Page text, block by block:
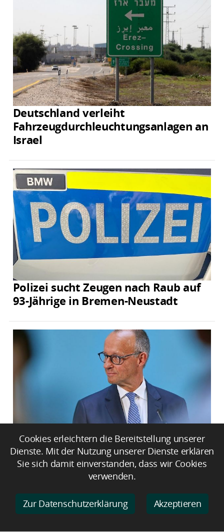
Deutschland verleiht
Fahrzeugdurchleuchtungsanlagen an
Israel
Polizei sucht Zeugen nach Raub auf
93-Jährige in Bremen-Neustadt
Nationaler Sicherheitsrat tagt unter
Leitung von Merz
Cookies erleichtern die Bereitstellung unserer
Dienste. Mit der Nutzung unserer Dienste erklären
Sie sich damit einverstanden, dass wir Cookies
verwenden.
Zur Datenschutzerklärung Akzeptieren